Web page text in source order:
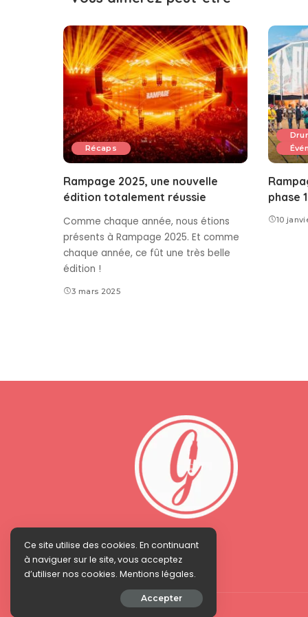
Récaps
Rampage 2025, une nouvelle
édition totalement réussie
Comme chaque année, nous étions
présents à Rampage 2025. Et comme
chaque année, ce fût une très belle
édition !
3 mars 2025
phase
10
Ce site utilise des cookies. En continuant
à naviguer sur le site, vous acceptez
d’utiliser nos cookies. Mentions légales.
Accepter